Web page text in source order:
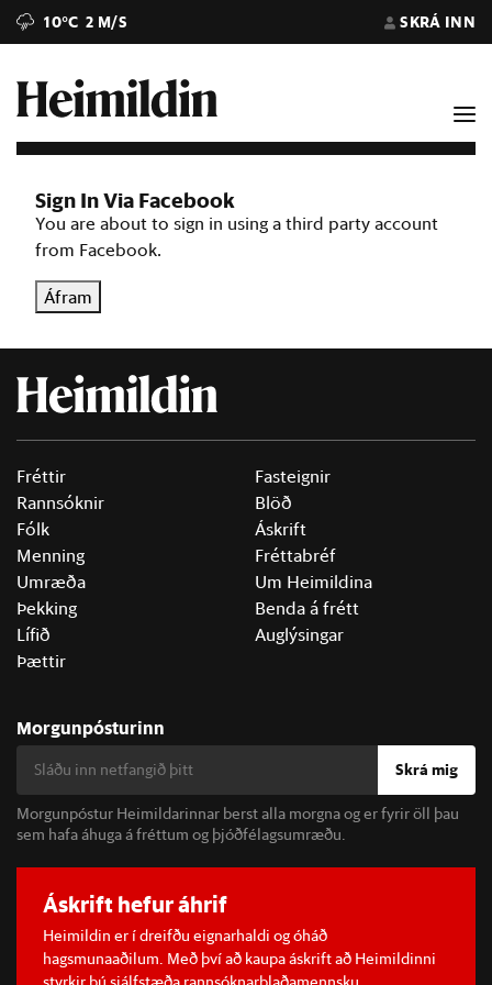
10°C 2 M/S SKRÁ INN
Sign In Via Facebook
You are about to sign in using a third party account
from Facebook.
Áfram
Fréttir
Rannsóknir
Fólk
Menning
Umræða
Þekking
Lífið
Þættir
Fasteignir
Blöð
Áskrift
Fréttabréf
Um Heimildina
Benda á frétt
Auglýsingar
Morgunpósturinn
Skrá mig
Morgunpóstur Heimildarinnar berst alla morgna og er fyrir öll þau
sem hafa áhuga á fréttum og þjóðfélagsumræðu.
Áskrift hefur áhrif
Heimildin er í dreifðu eignarhaldi og óháð
hagsmunaaðilum. Með því að kaupa áskrift að Heimildinni